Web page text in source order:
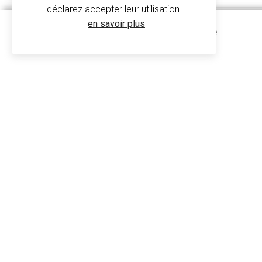
Veste Polaire Enfant Zippée
déclarez accepter leur utilisation.
en savoir plus